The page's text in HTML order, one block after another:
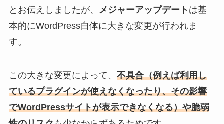
とお伝えしましたが、
メジャーアップデート は基
本的にWordPress自体に大きな変更が行われま
す。
この大きな変更によって、 不具合（例えば利用し
ているプラグインが使えなくなったり、その影響
でWordPressサイトが表示できなくなる）や脆弱